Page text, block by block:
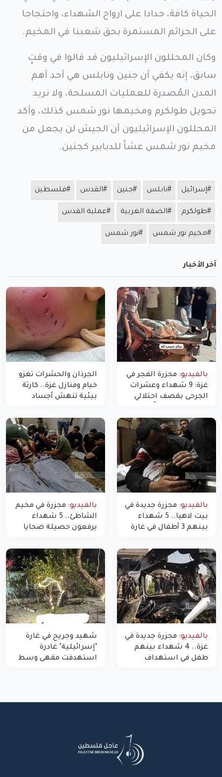
الحياة كافة، حدادا على ارواح الشهداء، واحتجاجا
على الجرائم المستمرة بحق شعبنا في المخيم.
وكان المحللون الإسرائيليون قد قالوا في وقتٍ
سابق، إنه يكفي أن جنين ونابلس هي أحد أهم
المدن المُصدرة للعمليات المسلحة، ولا نريد
تحويل طولكرم ومخيمها نور شمس كذلك، وأكد
المحللون الإسرائيليون أن الجيش لن يجعل من
مخيم نور شمس عشاً للدبابير كجنين.
#إسرائيل #نابلس #جنين #القدس #فلسطين
#طولكرم #الضفة الغربية #عملية القدس
#مخيم نور شمس #نور شمس
آخر الأخبار
بالفيديو: مجزرة الفجر في
غزة: 9 شهداء وعشرات
الجرحى بقصف احتلالي
الجرذان والحشرات تغزو
خيام ومنازل غزة.. كارثة
بيئية تنهش أجساد
بالفيديو: مجزرة جديدة في
بيت لاهيا.. 5 شهداء
بينهم 3 أطفال في غارة
غزة
بالفيديو: مجزرة في مخيم
الشاطئ.. 5 شهداء
يرفعون حصيلة ضحايا
بالفيديو: مجزرة جديدة في
غزة.. 4 شهداء بينهم
طفل في استهداف
شهيد وجريح في غارة
"إسرائيلية" غادرة
استهدفت مقهى وسط